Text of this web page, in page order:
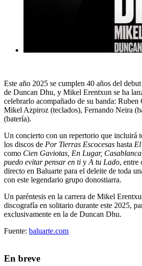
Este año 2025 se cumplen 40 años del
de Duncan Dhu, y Mikel Erentxun se ha
celebrarlo acompañado de su banda:
Mikel Azpiroz (teclados), Fernando Neira
(batería).
Un concierto con un repertorio que incluirá
los discos de Por Tierras Escocesas hasta
como Cien Gaviotas, En Lugar,
puedo evitar pensar en ti y A tu Lado, entre
directo en Baluarte para el deleite de toda
con este legendario grupo donostiarra.
Un paréntesis en la carrera de Mikel
discografía en solitario durante este 2025,
exclusivamente en la de Duncan Dhu.
Fuente: baluarte.com
En breve